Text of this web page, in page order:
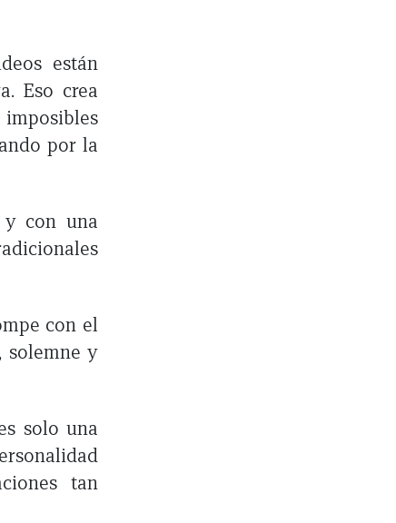
están
Eso crea
imposibles
por la
y con una
con el
solemne y
solo una
tan